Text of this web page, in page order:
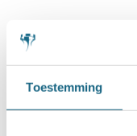
Toestemming